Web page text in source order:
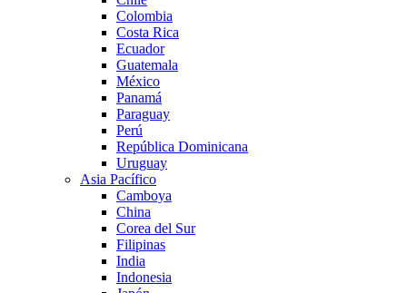
Colombia
Costa Rica
Ecuador
Guatemala
México
Panamá
Paraguay
Perú
República Dominicana
Uruguay
Asia Pacífico
Camboya
China
Corea del Sur
Filipinas
India
Indonesia